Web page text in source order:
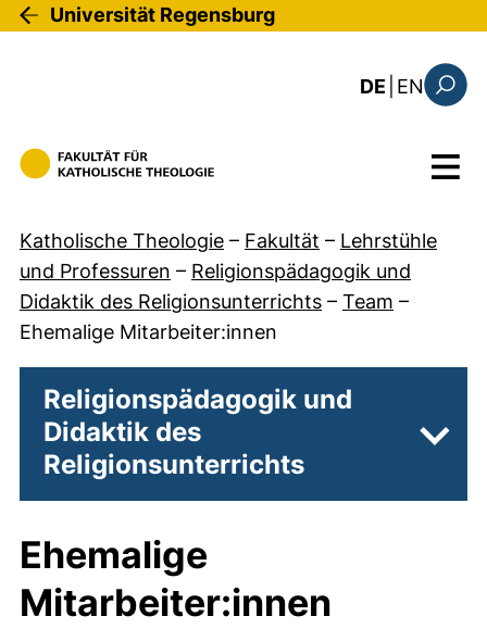
Direkt zum Inhalt
Universität Regensburg
DE EN: this
Menü
Katholische Theologie – Fakultät – Lehrstühle
und Professuren – Religionspädagogik und
Didaktik des Religionsunterrichts – Team –
Ehemalige Mitarbeiter:innen
Religionspädagogik und
Didaktik des
Religionsunterrichts
Ehemalige
Mitarbeiter:innen